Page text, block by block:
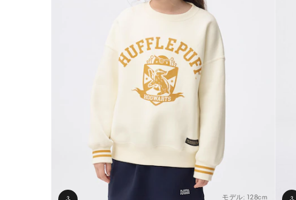
モデル: 128cm